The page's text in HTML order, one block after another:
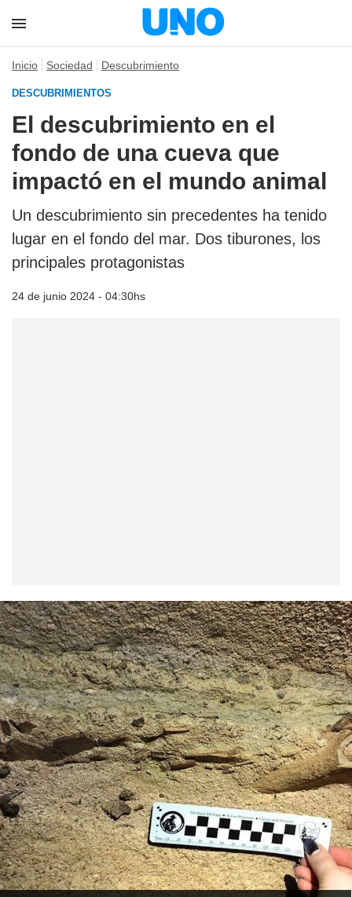
Inicio Sociedad Descubrimiento
DESCUBRIMIENTOS
El descubrimiento en el
fondo de una cueva que
impactó en el mundo animal
Un descubrimiento sin precedentes ha tenido
lugar en el fondo del mar. Dos tiburones, los
principales protagonistas
24 de junio 2024 - 04:30hs